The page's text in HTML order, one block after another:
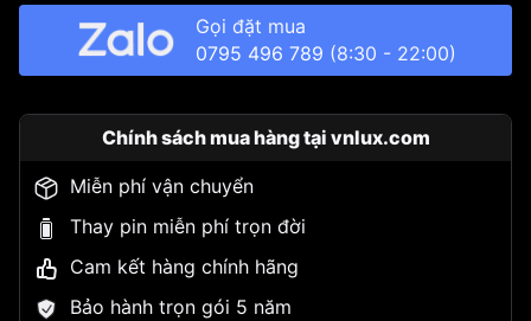
Gọi đặt mua
0795 496 789 (8:30 - 22:00)
Chính sách mua hàng tại vnlux.com
Miễn phí vận chuyển
Thay pin miễn phí trọn đời
Cam kết hàng chính hãng
Bảo hành trọn gói 5 năm